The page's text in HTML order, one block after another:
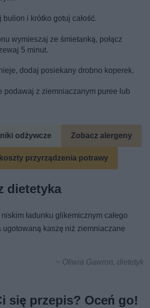
i krótko gotuj całość.
wymieszaj ze śmietanką, połącz
5 minut.
dodaj posiekany drobno koperek.
podawaj z ziemniaczanym puree lub
odżywcze Zobacz alergeny
przyrządzenia potrawy
dietetyka
ładunku glikemicznym całego
ugotowaną kaszę niż ziemniaczane
~ Oliwia Gawron, dietetyk
się przepis? Oceń go!